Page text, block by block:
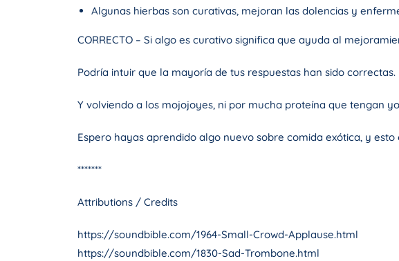
Algunas hierbas son curativas, mejoran las dolencias y
CORRECTO – Si algo es curativo significa que ayuda al
Podría intuir que la mayoría de tus respuestas han sido correctas.
Y volviendo a los mojojoyes, ni por mucha proteína que tengan
Espero hayas aprendido algo nuevo sobre comida exótica, y
*******
Attributions / Credits
https://soundbible.com/1964-Small-Crowd-Applause.html
https://soundbible.com/1830-Sad-Trombone.html